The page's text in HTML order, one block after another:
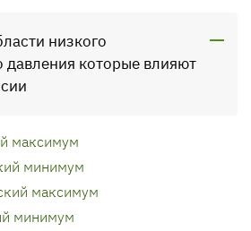
низкого
давления которые влияют
максимум
минимум
максимум
минимум